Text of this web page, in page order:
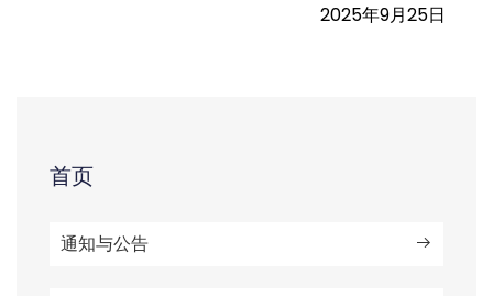
2025年9月25日
首页
通知与公告